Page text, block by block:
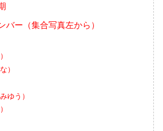
バー（集合写真左から）
）
ゆう）